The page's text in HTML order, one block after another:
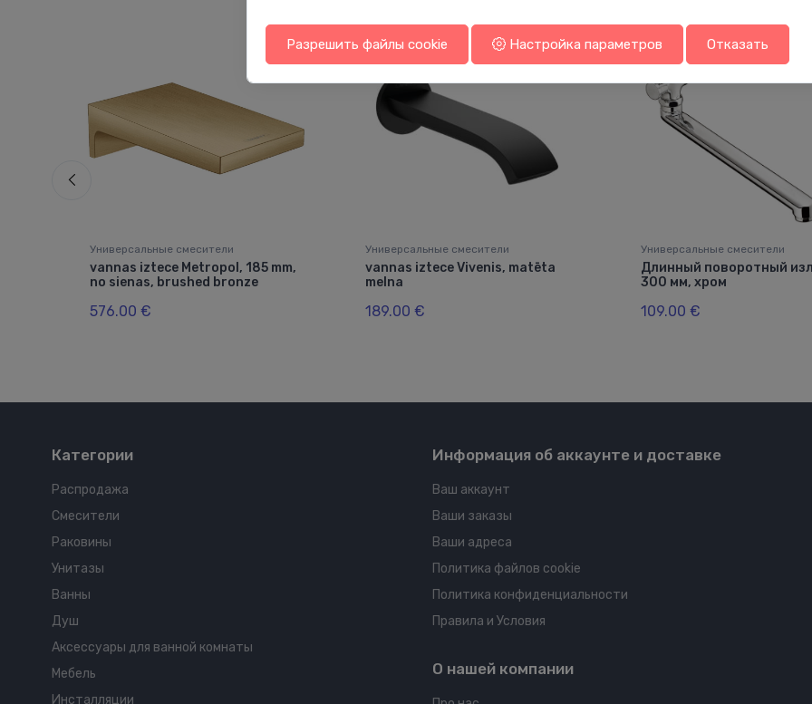
Универсальные смесители
vannas iztece Metropol, 185 mm,
no sienas, brushed bronze
576.00 €
Универсальные смесители
vannas iztece Vivenis, matēta
melna
189.00 €
Универсальные смесители
Длинный поворотный
300 мм, хром
109.00 €
Категории
Распродажа
Смесители
Раковины
Унитазы
Ванны
Душ
Аксессуары для ванной комнаты
Мебель
Инсталляции
Информация об аккаунте и доставке
Ваш аккаунт
Ваши заказы
Ваши адреса
Политика файлов cookie
Политика конфиденциальности
Правила и Условия
О нашей компании
Разрешить файлы cookie Настройка параметров Отказать